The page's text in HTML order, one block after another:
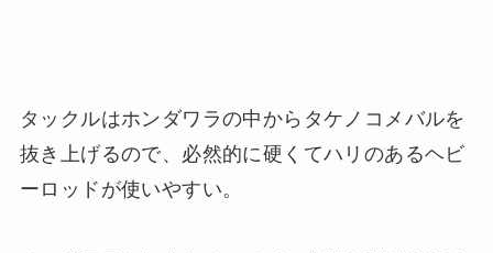
タックルはホンダワラの中からタケノコメバルを
抜き上げるので、必然的に硬くてハリのあるヘビ
ーロッドが使いやすい。